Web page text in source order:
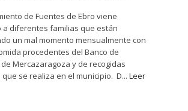
de Fuentes de Ebro viene
a diferentes familias que están
un mal momento mensualmente con
procedentes del Banco de
Mercazaragoza y de recogidas
se realiza en el municipio. D... Leer